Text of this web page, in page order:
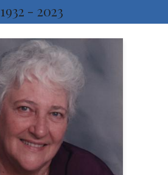
1932 - 2023